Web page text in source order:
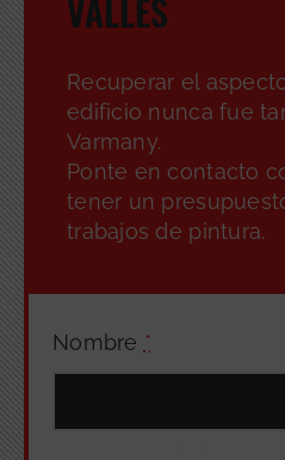
Nombre *
VALLÈS
Recuperar el
edificio nunca fue
Varmany.
Ponte en contacto
tener un
trabajos de pintura.